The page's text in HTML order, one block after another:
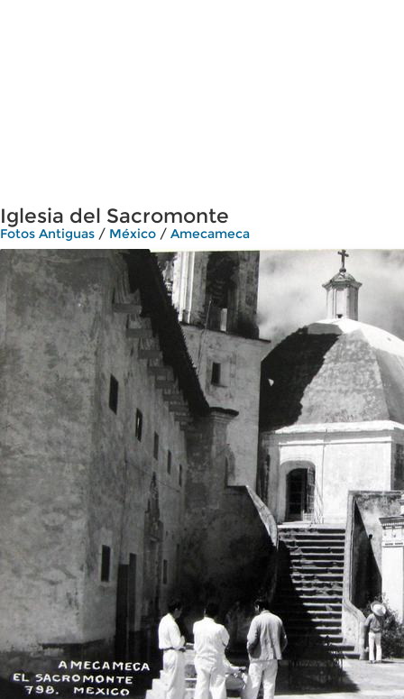
Iglesia del Sacromonte
Fotos Antiguas / México / Amecameca